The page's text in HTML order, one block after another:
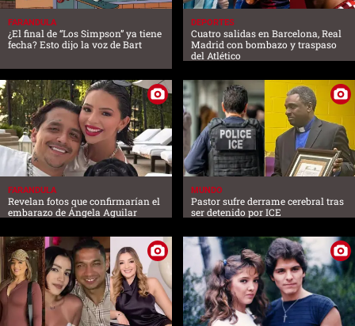
FARANDULA
¿El final de “Los Simpson” ya tiene
fecha? Esto dijo la voz de Bart
DEPORTES
Cuatro salidas en Barcelona, Real
Madrid con bombazo y traspaso
del Atlético
FARANDULA
Revelan fotos que confirmarían el
embarazo de Ángela Aguilar
MUNDO
Pastor sufre derrame cerebral tras
ser detenido por ICE